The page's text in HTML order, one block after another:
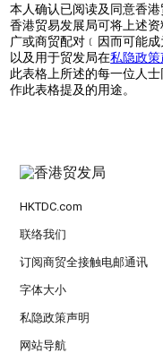
本人确认已阅读及同意香
香港贸易发展局可将上述
广或商贸配对﹝因而可能
以及用于贸发局在私隐政
此表格上所述的每一位人
作此表格提及的用途。
HKTDC.com
联络我们
订阅商贸全接触电邮通讯
字体大小
私隐政策声明
网站导航